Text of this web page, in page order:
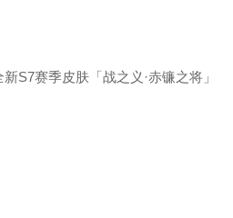
S7赛季皮肤「战之义·赤镰之将」